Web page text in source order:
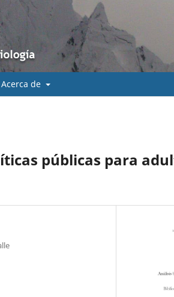
Acerca de
públicas para